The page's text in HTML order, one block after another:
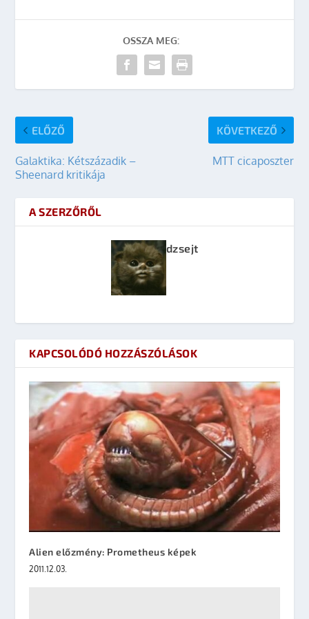
OSSZA MEG:
ELŐZŐ
Galaktika: Kétszázadik –
Sheenard kritikája
KÖVETKEZŐ
MTT cicaposzter
A SZERZŐRŐL
dzsejt
KAPCSOLÓDÓ HOZZÁSZÓLÁSOK
Alien előzmény: Prometheus képek
2011.12.03.